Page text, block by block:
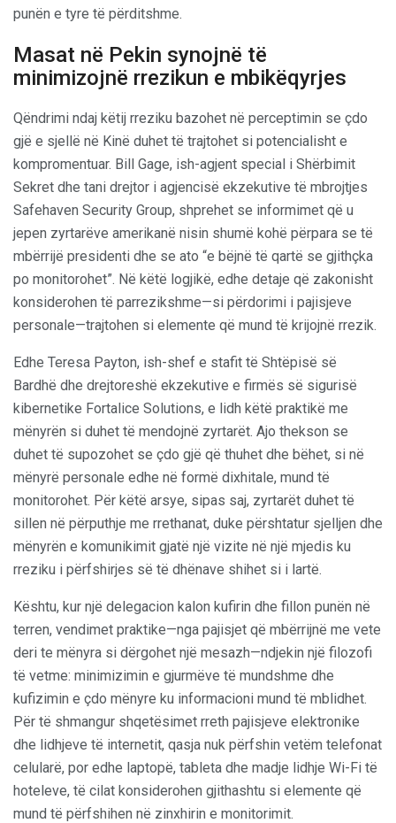
punën e tyre të përditshme.
Masat në Pekin synojnë të
minimizojnë rrezikun e mbikëqyrjes
Qëndrimi ndaj këtij rreziku bazohet në perceptimin se çdo
gjë e sjellë në Kinë duhet të trajtohet si potencialisht e
kompromentuar. Bill Gage, ish-agjent special i Shërbimit
Sekret dhe tani drejtor i agjencisë ekzekutive të mbrojtjes
Safehaven Security Group, shprehet se informimet që u
jepen zyrtarëve amerikanë nisin shumë kohë përpara se të
mbërrijë presidenti dhe se ato “e bëjnë të qartë se gjithçka
po monitorohet”. Në këtë logjikë, edhe detaje që zakonisht
konsiderohen të parrezikshme—si përdorimi i pajisjeve
personale—trajtohen si elemente që mund të krijojnë rrezik.
Edhe Teresa Payton, ish-shef e stafit të Shtëpisë së
Bardhë dhe drejtoreshë ekzekutive e firmës së sigurisë
kibernetike Fortalice Solutions, e lidh këtë praktikë me
mënyrën si duhet të mendojnë zyrtarët. Ajo thekson se
duhet të supozohet se çdo gjë që thuhet dhe bëhet, si në
mënyrë personale edhe në formë dixhitale, mund të
monitorohet. Për këtë arsye, sipas saj, zyrtarët duhet të
sillen në përputhje me rrethanat, duke përshtatur sjelljen dhe
mënyrën e komunikimit gjatë një vizite në një mjedis ku
rreziku i përfshirjes së të dhënave shihet si i lartë.
Kështu, kur një delegacion kalon kufirin dhe fillon punën në
terren, vendimet praktike—nga pajisjet që mbërrijnë me vete
deri te mënyra si dërgohet një mesazh—ndjekin një filozofi
të vetme: minimizimin e gjurmëve të mundshme dhe
kufizimin e çdo mënyre ku informacioni mund të mblidhet.
Për të shmangur shqetësimet rreth pajisjeve elektronike
dhe lidhjeve të internetit, qasja nuk përfshin vetëm telefonat
celularë, por edhe laptopë, tableta dhe madje lidhje Wi-Fi të
hoteleve, të cilat konsiderohen gjithashtu si elemente që
mund të përfshihen në zinxhirin e monitorimit.